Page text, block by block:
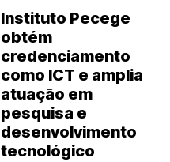
Instituto Pecege
obtém
credenciamento
como ICT e amplia
atuação em
pesquisa e
desenvolvimento
tecnológico